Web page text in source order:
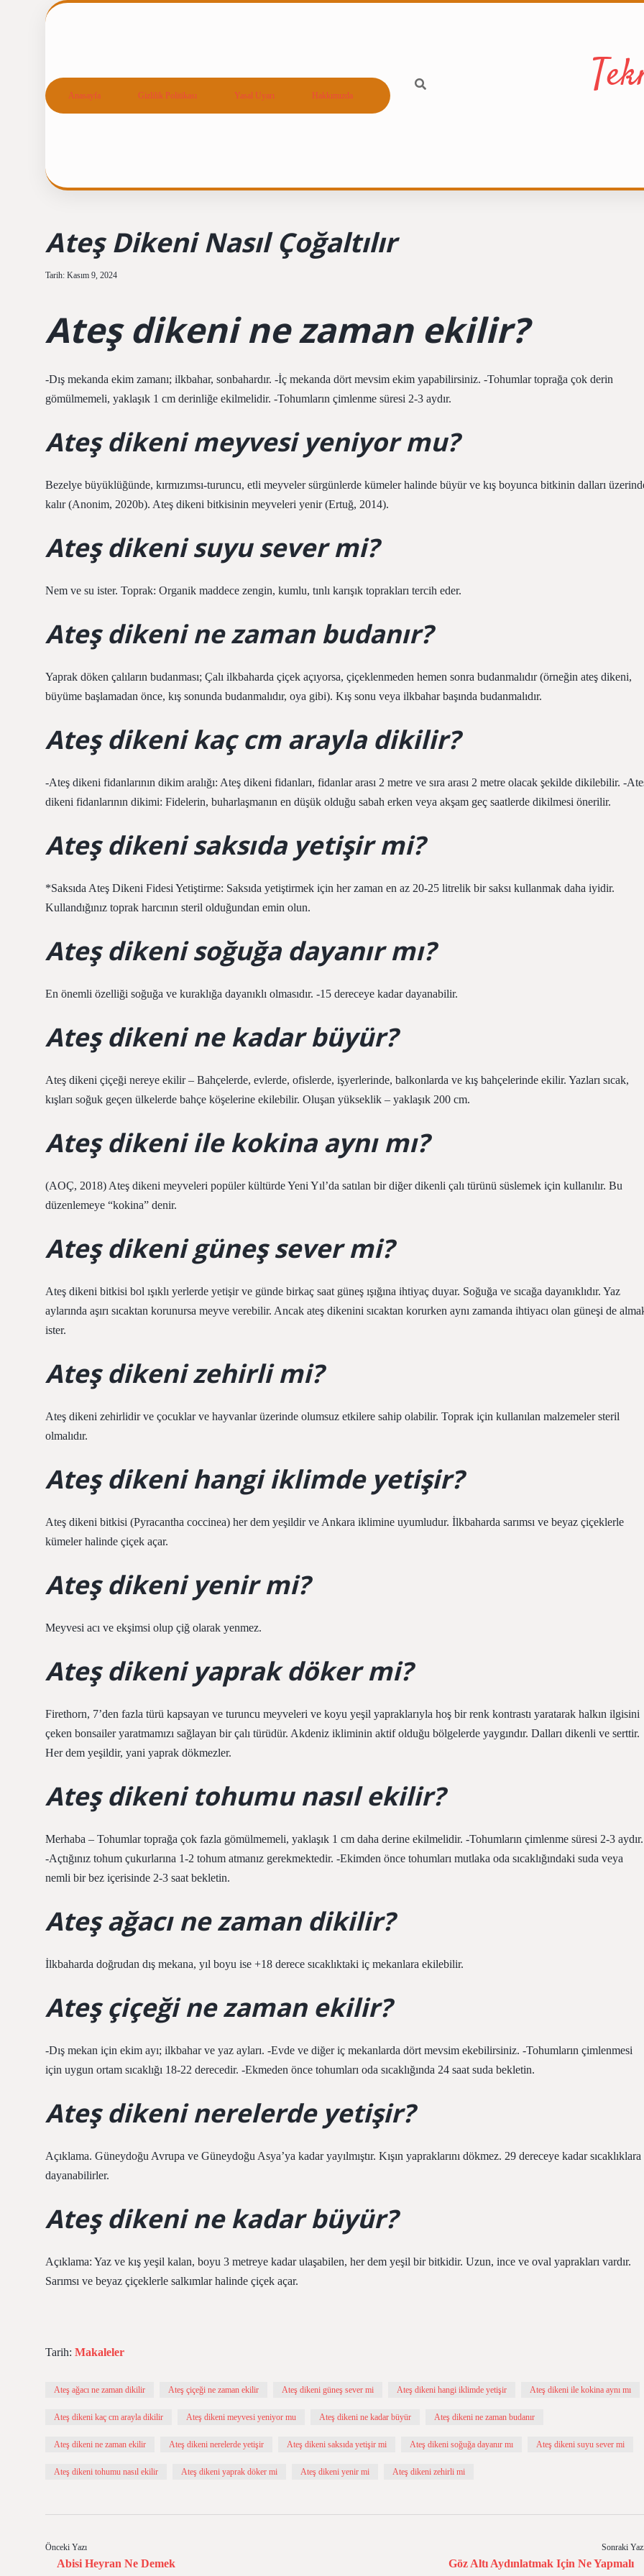
Anasayfa Gizlilik Politikası Yasal Uyarı Hakkımızda
Ateş Dikeni Nasıl Çoğaltılır
Tarih: Kasım 9, 2024
Ateş dikeni ne zaman ekilir?
-Dış mekanda ekim zamanı; ilkbahar, sonbahardır. -İç mekanda dört mevsim ekim yapabilirsiniz. -Tohumlar toprağa çok derin
gömülmemeli, yaklaşık 1 cm derinliğe ekilmelidir. -Tohumların çimlenme süresi 2-3 aydır.
Ateş dikeni meyvesi yeniyor mu?
Bezelye büyüklüğünde, kırmızımsı-turuncu, etli meyveler sürgünlerde kümeler halinde büyür ve kış boyunca bitkinin dalları
kalır (Anonim, 2020b). Ateş dikeni bitkisinin meyveleri yenir (Ertuğ, 2014).
Ateş dikeni suyu sever mi?
Nem ve su ister. Toprak: Organik maddece zengin, kumlu, tınlı karışık toprakları tercih eder.
Ateş dikeni ne zaman budanır?
Yaprak döken çalıların budanması; Çalı ilkbaharda çiçek açıyorsa, çiçeklenmeden hemen sonra budanmalıdır (örneğin ateş dikeni,
büyüme başlamadan önce, kış sonunda budanmalıdır, oya gibi). Kış sonu veya ilkbahar başında budanmalıdır.
Ateş dikeni kaç cm arayla dikilir?
-Ateş dikeni fidanlarının dikim aralığı: Ateş dikeni fidanları, fidanlar arası 2 metre ve sıra arası 2 metre olacak şekilde dikilebilir. -
dikeni fidanlarının dikimi: Fidelerin, buharlaşmanın en düşük olduğu sabah erken veya akşam geç saatlerde dikilmesi önerilir.
Ateş dikeni saksıda yetişir mi?
*Saksıda Ateş Dikeni Fidesi Yetiştirme: Saksıda yetiştirmek için her zaman en az 20-25 litrelik bir saksı kullanmak daha iyidir.
Kullandığınız toprak harcının steril olduğundan emin olun.
Ateş dikeni soğuğa dayanır mı?
En önemli özelliği soğuğa ve kuraklığa dayanıklı olmasıdır. -15 dereceye kadar dayanabilir.
Ateş dikeni ne kadar büyür?
Ateş dikeni çiçeği nereye ekilir – Bahçelerde, evlerde, ofislerde, işyerlerinde, balkonlarda ve kış bahçelerinde ekilir. Yazları sıcak,
kışları soğuk geçen ülkelerde bahçe köşelerine ekilebilir. Oluşan yükseklik – yaklaşık 200 cm.
Ateş dikeni ile kokina aynı mı?
(AOÇ, 2018) Ateş dikeni meyveleri popüler kültürde Yeni Yıl’da satılan bir diğer dikenli çalı türünü süslemek için kullanılır. Bu
düzenlemeye “kokina” denir.
Ateş dikeni güneş sever mi?
Ateş dikeni bitkisi bol ışıklı yerlerde yetişir ve günde birkaç saat güneş ışığına ihtiyaç duyar. Soğuğa ve sıcağa dayanıklıdır. Yaz
aylarında aşırı sıcaktan korunursa meyve verebilir. Ancak ateş dikenini sıcaktan korurken aynı zamanda ihtiyacı olan güneşi de
ister.
Ateş dikeni zehirli mi?
Ateş dikeni zehirlidir ve çocuklar ve hayvanlar üzerinde olumsuz etkilere sahip olabilir. Toprak için kullanılan malzemeler steril
olmalıdır.
Ateş dikeni hangi iklimde yetişir?
Ateş dikeni bitkisi (Pyracantha coccinea) her dem yeşildir ve Ankara iklimine uyumludur. İlkbaharda sarımsı ve beyaz çiçeklerle
kümeler halinde çiçek açar.
Ateş dikeni yenir mi?
Meyvesi acı ve ekşimsi olup çiğ olarak yenmez.
Ateş dikeni yaprak döker mi?
Firethorn, 7’den fazla türü kapsayan ve turuncu meyveleri ve koyu yeşil yapraklarıyla hoş bir renk kontrastı yaratarak halkın ilgisini
çeken bonsailer yaratmamızı sağlayan bir çalı türüdür. Akdeniz ikliminin aktif olduğu bölgelerde yaygındır. Dalları dikenli ve serttir.
Her dem yeşildir, yani yaprak dökmezler.
Ateş dikeni tohumu nasıl ekilir?
Merhaba – Tohumlar toprağa çok fazla gömülmemeli, yaklaşık 1 cm daha derine ekilmelidir. -Tohumların çimlenme süresi 2-3 aydır.
-Açtığınız tohum çukurlarına 1-2 tohum atmanız gerekmektedir. -Ekimden önce tohumları mutlaka oda sıcaklığındaki suda veya
nemli bir bez içerisinde 2-3 saat bekletin.
Ateş ağacı ne zaman dikilir?
İlkbaharda doğrudan dış mekana, yıl boyu ise +18 derece sıcaklıktaki iç mekanlara ekilebilir.
Ateş çiçeği ne zaman ekilir?
-Dış mekan için ekim ayı; ilkbahar ve yaz ayları. -Evde ve diğer iç mekanlarda dört mevsim ekebilirsiniz. -Tohumların çimlenmesi
için uygun ortam sıcaklığı 18-22 derecedir. -Ekmeden önce tohumları oda sıcaklığında 24 saat suda bekletin.
Ateş dikeni nerelerde yetişir?
Açıklama. Güneydoğu Avrupa ve Güneydoğu Asya’ya kadar yayılmıştır. Kışın yapraklarını dökmez. 29 dereceye kadar sıcaklıklara
dayanabilirler.
Ateş dikeni ne kadar büyür?
Açıklama: Yaz ve kış yeşil kalan, boyu 3 metreye kadar ulaşabilen, her dem yeşil bir bitkidir. Uzun, ince ve oval yaprakları vardır.
Sarımsı ve beyaz çiçeklerle salkımlar halinde çiçek açar.
Tarih: Makaleler
Ateş ağacı ne zaman dikilir Ateş çiçeği ne zaman ekilir Ateş dikeni güneş sever mi Ateş dikeni hangi iklimde yetişir Ateş dikeni ile kokina aynı mı
Ateş dikeni kaç cm arayla dikilir Ateş dikeni meyvesi yeniyor mu Ateş dikeni ne kadar büyür Ateş dikeni ne zaman budanır
Ateş dikeni ne zaman ekilir Ateş dikeni nerelerde yetişir Ateş dikeni saksıda yetişir mi Ateş dikeni soğuğa dayanır mı Ateş dikeni suyu sever mi
Ateş dikeni tohumu nasıl ekilir Ateş dikeni yaprak döker mi Ateş dikeni yenir mi Ateş dikeni zehirli mi
Önceki Yazı
Abisi Heyran Ne Demek
Sonraki
Göz Altı Aydınlatmak Için Ne Yapmalı